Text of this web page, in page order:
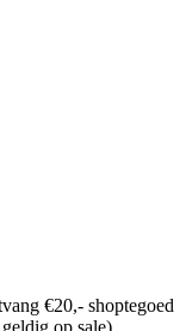
€20,- shoptegoed
op sale)